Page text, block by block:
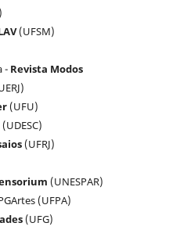
(UFSM)
- Revista Modos
(UFU)
(UDESC)
(UFRJ)
(UNESPAR)
(UFPA)
(UFG)